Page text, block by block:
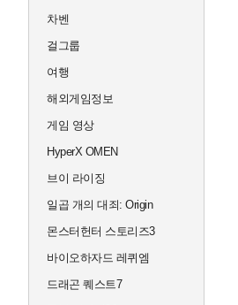
차벤
걸그룹
여행
해외게임정보
게임 영상
HyperX OMEN
브이 라이징
일곱 개의 대죄: Origin
몬스터헌터 스토리즈3
바이오하자드 레퀴엠
드래곤 퀘스트7